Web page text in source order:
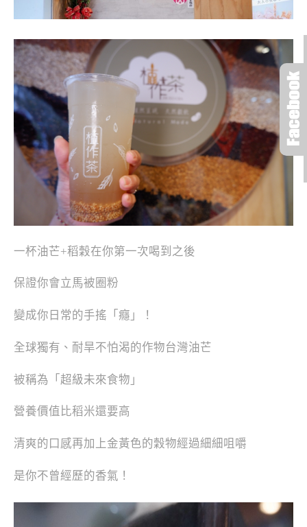
一杯油芒+稻穀在你第一次喝到之後
保證你會立馬被圈粉
變成你日常的手搖「癮」！
全球獨有、耐旱不怕渴的作物台灣油芒
被稱為「超級未來食物」
營養價值比稻米還要高
清爽的口感再加上金黃色的穀物經過細細咀嚼
是你不曾經歷的香氣！